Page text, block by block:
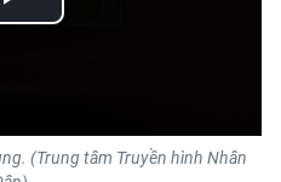
Play
(Trung tâm Truyền hình Nhân